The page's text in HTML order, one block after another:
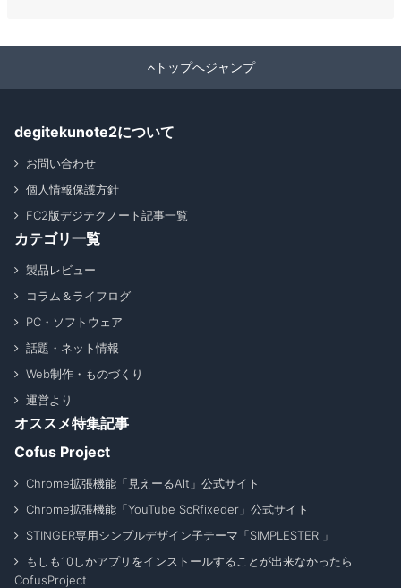
トップへジャンプ
degitekunote2について
お問い合わせ
個人情報保護方針
FC2版デジテクノート記事一覧
カテゴリ一覧
製品レビュー
コラム＆ライフログ
PC・ソフトウェア
話題・ネット情報
Web制作・ものづくり
運営より
オススメ特集記事
Cofus Project
Chrome拡張機能「見えーるAlt」公式サイト
Chrome拡張機能「YouTube ScRfixeder」公式サイト
STINGER専用シンプルデザイン子テーマ「SIMPLESTER 」
もしも10しかアプリをインストールすることが出来なかったら _
CofusProject